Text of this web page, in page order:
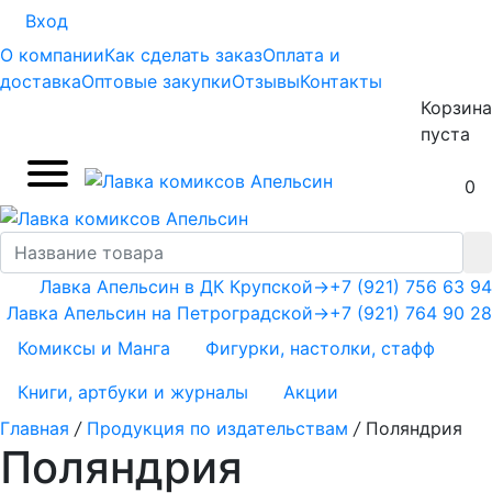
Вход
О компанииКак сделать заказОплата и
доставкаОптовые закупкиОтзывыКонтакты
Корзина
пуста
0
+7 (921) 756 63 94
+7 (921) 764 90 28
Лавка Апельсин в ДК Крупской→
Лавка Апельсин на Петроградской→
Комиксы и Манга
Фигурки, настолки, стафф
Книги, артбуки и журналы
Акции
Главная / Продукция по издательствам / Поляндрия
Поляндрия